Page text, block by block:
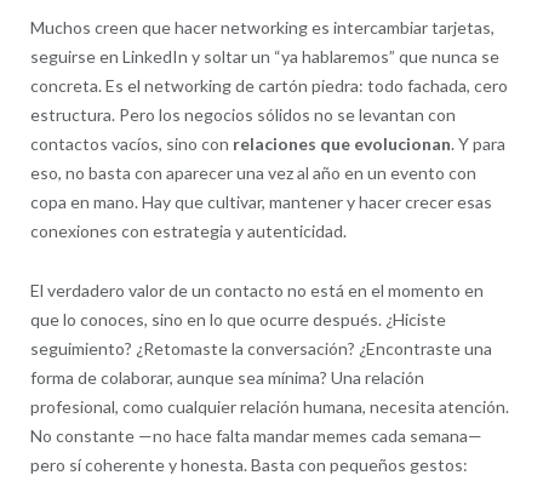
Muchos creen que hacer networking es intercambiar tarjetas,
seguirse en LinkedIn y soltar un “ya hablaremos” que nunca se
concreta. Es el networking de cartón piedra: todo fachada, cero
estructura. Pero los negocios sólidos no se levantan con
contactos vacíos, sino con relaciones que evolucionan. Y para
eso, no basta con aparecer una vez al año en un evento con
copa en mano. Hay que cultivar, mantener y hacer crecer esas
conexiones con estrategia y autenticidad.
El verdadero valor de un contacto no está en el momento en
que lo conoces, sino en lo que ocurre después. ¿Hiciste
seguimiento? ¿Retomaste la conversación? ¿Encontraste una
forma de colaborar, aunque sea mínima? Una relación
profesional, como cualquier relación humana, necesita atención.
No constante —no hace falta mandar memes cada semana—
pero sí coherente y honesta. Basta con pequeños gestos: